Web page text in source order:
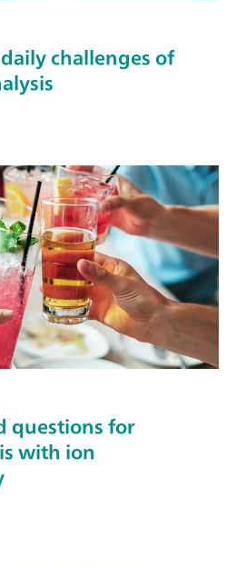
challenges of
questions for
with ion